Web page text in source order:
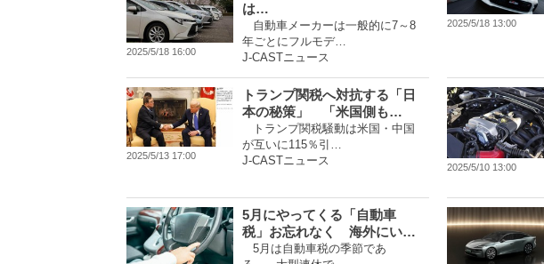
2025/5/18 16:00
は…
自動車メーカーは一般的に7～8
年ごとにフルモデ…
J-CASTニュース
2025/5/18 13:00
2025/5/13 17:00
トランプ関税へ対抗する「日
本の秘策」 「米国側も…
トランプ関税騒動は米国・中国
が互いに115％引…
J-CASTニュース
2025/5/10 13:00
5月にやってくる「自動車
税」お忘れなく 海外にい…
5月は自動車税の季節であ